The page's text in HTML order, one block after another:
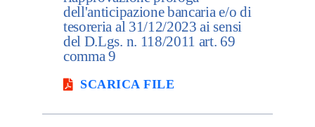
dell'anticipazione bancaria e/o di
tesoreria al 31/12/2023 ai sensi
del D.Lgs. n. 118/2011 art. 69
comma 9
SCARICA FILE